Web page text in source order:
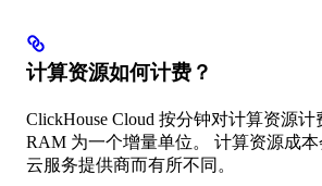
计算资源如何计费？
ClickHouse Cloud 按分钟对计算资源
RAM 为一个增量单位。 计算资源成
云服务提供商而有所不同。